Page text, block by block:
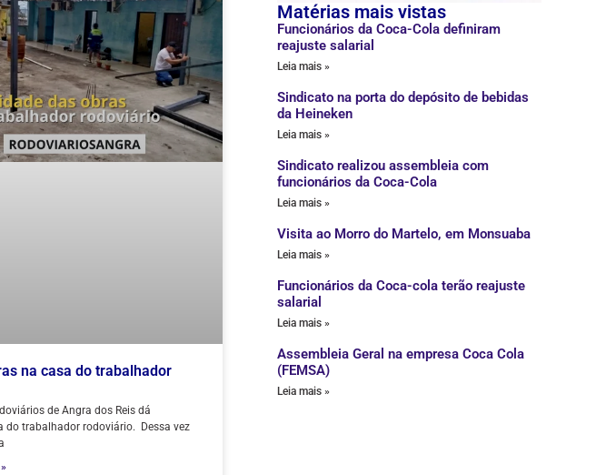
na casa do trabalhador
de Angra dos Reis dá
do trabalhador rodoviário. Dessa vez
Matérias mais vistas
Funcionários da Coca-Cola definiram
reajuste salarial
Leia mais »
Sindicato na porta do depósito de bebidas
da Heineken
Leia mais »
Sindicato realizou assembleia com
funcionários da Coca-Cola
Leia mais »
Visita ao Morro do Martelo, em Monsuaba
Leia mais »
Funcionários da Coca-cola terão reajuste
salarial
Leia mais »
Assembleia Geral na empresa Coca Cola
(FEMSA)
Leia mais »